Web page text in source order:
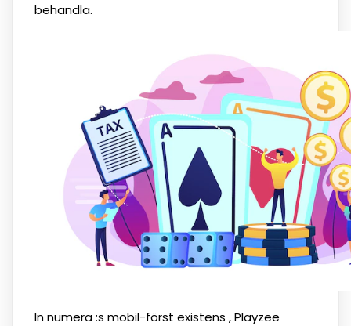
behandla.
In numera :s mobil-först existens , Playzee